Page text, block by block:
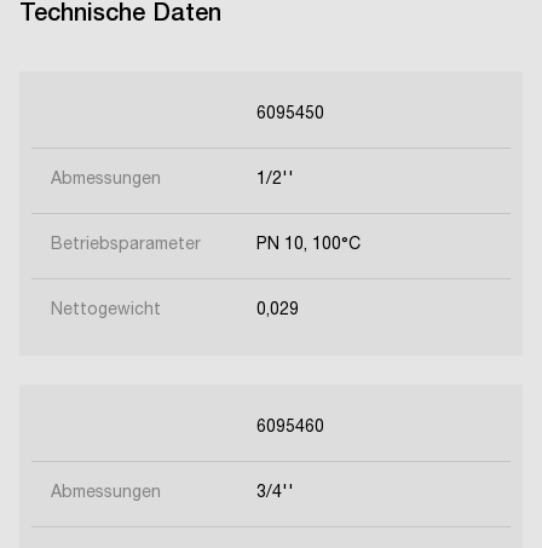
Technische Daten
6095450
Abmessungen 1/2''
Betriebsparameter PN 10, 100°C
Nettogewicht 0,029
6095460
Abmessungen 3/4''